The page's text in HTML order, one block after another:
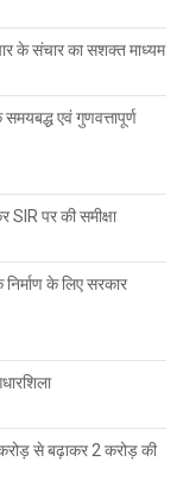
के संचार का सशक्त माध्यम
एवं गुणवत्तापूर्ण
SIR पर की समीक्षा
के लिए सरकार
से बढ़ाकर 2 करोड़ की